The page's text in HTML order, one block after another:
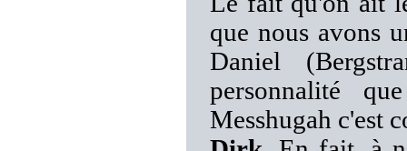
que nous avons
Daniel
personnalité
Messhugah c'est